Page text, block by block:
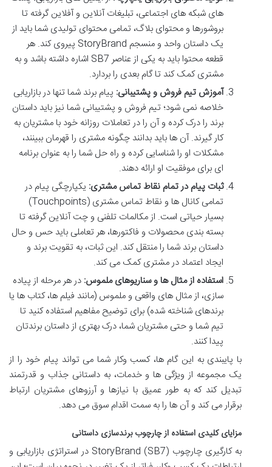
های شبکه های اجتماعی، تبلیغات آنلاین و آفلاین گرفته تا
بروشورها و محتوای بلاگ، تمامی محتوای تولیدی شما باید از
یک داستان واحد و منسجم StoryBrand پیروی کند. هر
قطعه محتوا باید به یکی از عناصر SB7 اشاره داشته باشد و به
مشتری کمک کند تا گام بعدی را بردارد.
آموزش تیم فروش و پشتیبانی: پیام برند شما تنها در بازاریابی
خلاصه نمی شود؛ تیم فروش و پشتیبانی شما نیز باید داستان
برند را درک کرده و آن را در تعاملات روزانه خود با مشتریان به
کار گیرند. آن ها باید بدانند چگونه مشتری را قهرمان ببینند،
مشکلات او را شناسایی کرده و راه حل شما را به عنوان برنامه
ای برای موفقیت او ارائه دهند.
ثبات پیام در تمام نقاط تماس مشتری: یکپارچگی پیام در
تمامی کانال ها و نقاط تماس مشتری (Touchpoints)
بسیار حیاتی است. از مکالمات تلفنی و چت آنلاین گرفته تا
بسته بندی محصولات و فاکتورها، هر تعاملی باید حس و حال
داستان برند شما را منتقل کند. این ثبات، به تقویت برند و
ایجاد اعتماد در مشتری کمک می کند.
استفاده از مثال ها و سناریوهای ملموس: در هر مرحله از پیاده
سازی، از مثال های واقعی و ملموس (مانند فیلم ها، کتاب ها یا
برندهای شناخته شده) برای توضیح مفاهیم استفاده کنید تا
تیم شما و حتی مشتریان شما، درک بهتری از داستان برندتان
پیدا کنند.
با پایبندی به این گام ها، کسب وکار شما می تواند پیام خود را از
یک مجموعه از ویژگی ها و خدمات، به داستانی جذاب و قدرتمند
تبدیل کند که به طور عمیق با نیازها و آرزوهای مشتریان ارتباط
برقرار می کند و آن ها را به سمت اقدام سوق می دهد.
مزایای کلیدی استفاده از چارچوب برندسازی داستانی
به کارگیری چارچوب StoryBrand (SB7) در استراتژی بازاریابی و